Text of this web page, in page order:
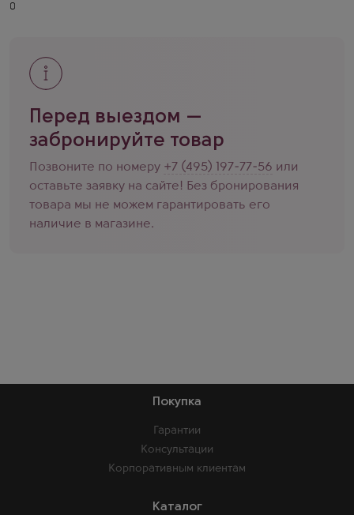
Перед выездом —
забронируйте товар
Позвоните по номеру +7 (495) 197-77-56 или
оставьте заявку на сайте! Без бронирования
товара мы не можем гарантировать его
наличие в магазине.
Покупка
Гарантии
Консультации
Корпоративным клиентам
Каталог